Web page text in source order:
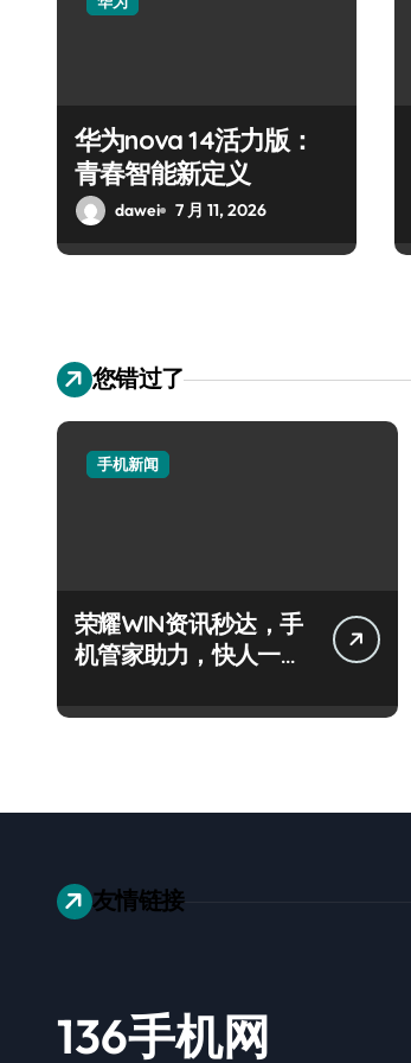
华为nova 14活力版：
青春智能新定义
dawei 7 月 11, 2026
您错过了
手机新闻
荣耀WIN资讯秒达，手
机管家助力，快人一步
友情链接
136手机网